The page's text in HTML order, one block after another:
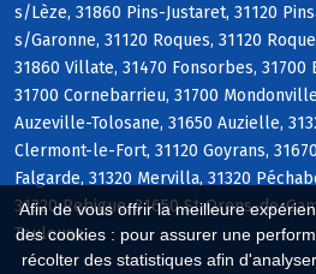
Afin de vous offrir la meilleure
des cookies : pour assurer une
récolter des statistiques afin
s/Lèze, 31860 Pins-Justaret, 31120
s/Garonne, 31120 Roques, 31120
31860 Villate, 31470 Fonsorbes, 31700
31700 Cornebarrieu, 31700
Auzeville-Tolosane, 31650 Auzielle,
Clermont-le-Fort, 31120 Goyrans,
Falgarde, 31320 Mervilla, 31320
31320 Rebigue, 31650 St-Orens-de-
Toulouse